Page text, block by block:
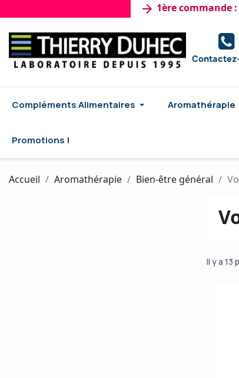
1ère commande :
Compléments Alimentaires Aromathérapie
Promotions !
Accueil Aromathérapie Bien-être général
Il y a 13